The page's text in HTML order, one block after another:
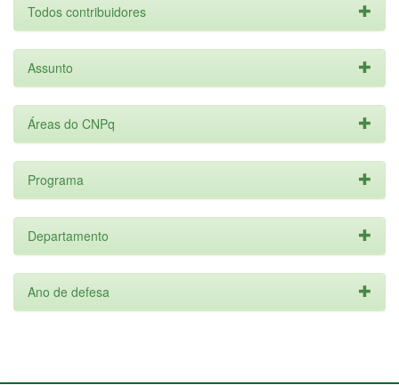
Todos contribuidores
Assunto
Áreas do CNPq
Programa
Departamento
Ano de defesa